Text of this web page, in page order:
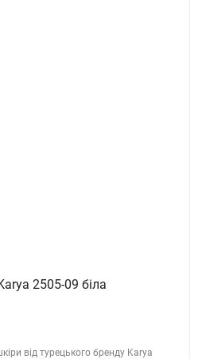
2505-09 біла
від турецького бренду Karya